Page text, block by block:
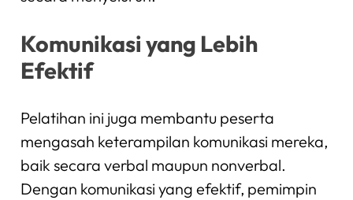
Komunikasi yang Lebih
Efektif
Pelatihan ini juga membantu peserta
mengasah keterampilan komunikasi mereka,
baik secara verbal maupun nonverbal.
Dengan komunikasi yang efektif, pemimpin